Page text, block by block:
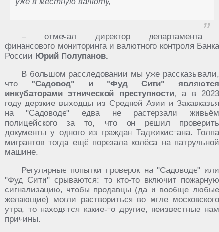
– отмечал директор департамента
финансового мониторинга и валютного контроля Банка
России Юрий Полупанов.
В большом расследовании мы уже рассказывали,
что "Садовод" и "Фуд Сити" являются
инкубаторами этнической преступности, а в 2023
году дерзкие выходцы из Средней Азии и Закавказья
на "Садоводе" едва не растерзали живьём
полицейского за то, что он решил проверить
документы у одного из граждан Таджикистана. Толпа
мигрантов тогда ещё порезала колёса на патрульной
машине.
Регулярные попытки проверок на "Садоводе" или
"Фуд Сити" срываются: то кто-то включит пожарную
сигнализацию, чтобы продавцы (да и вообще любые
желающие) могли раствориться во мгле московского
утра, то находятся какие-то другие, неизвестные нам
причины.